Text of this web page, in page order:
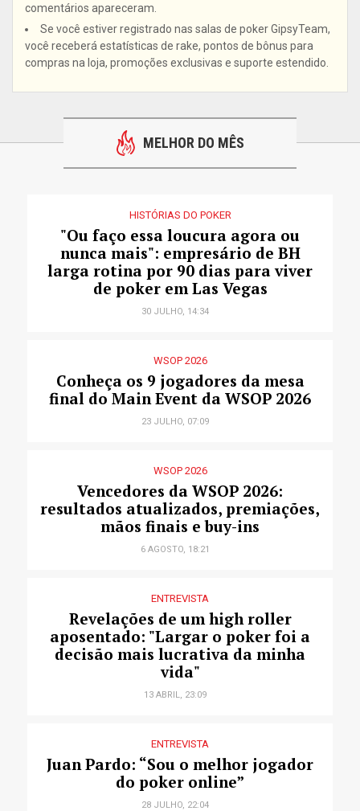
comentários apareceram.
Se você estiver registrado nas salas de poker GipsyTeam,
você receberá estatísticas de rake, pontos de bônus para
compras na loja, promoções exclusivas e suporte estendido.
MELHOR DO MÊS
HISTÓRIAS DO POKER
"Ou faço essa loucura agora ou
nunca mais": empresário de BH
larga rotina por 90 dias para viver
de poker em Las Vegas
30 JULHO, 14:34
WSOP 2026
Conheça os 9 jogadores da mesa
final do Main Event da WSOP 2026
23 JULHO, 07:09
WSOP 2026
Vencedores da WSOP 2026:
resultados atualizados, premiações,
mãos finais e buy-ins
6 AGOSTO, 18:21
ENTREVISTA
Revelações de um high roller
aposentado: "Largar o poker foi a
decisão mais lucrativa da minha
vida"
13 ABRIL, 23:09
ENTREVISTA
Juan Pardo: “Sou o melhor jogador
do poker online”
28 JULHO, 22:04